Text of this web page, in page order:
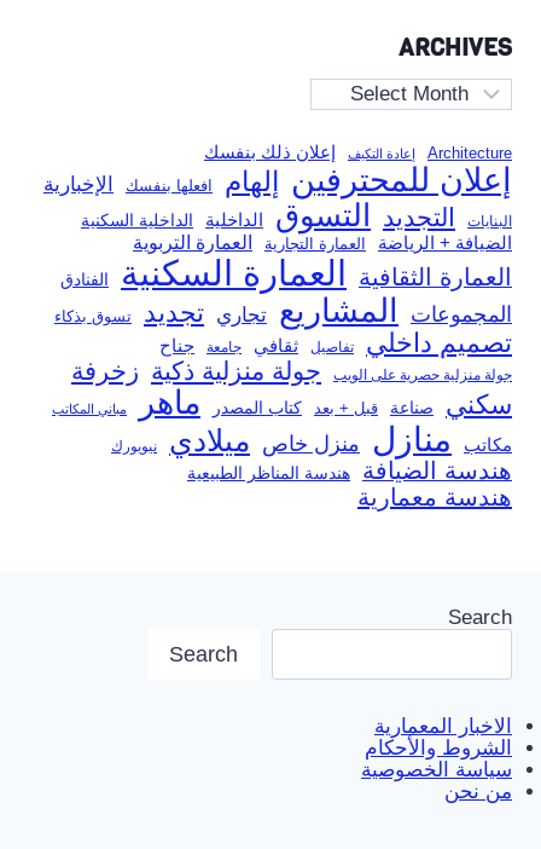
ARCHIVES
Archives
Architecture إعادة التكيف إعلان ذلك بنفسك
إعلان للمحترفين إلهام افعلها بنفسك الإخبارية
البنايات التجديد التسوق الداخلية الداخلية السكنية
الضيافة + الرياضة العمارة التجارية العمارة التربوية
العمارة الثقافية العمارة السكنية الفنادق
المجموعات المشاريع تجاري تجديد تسوق بذكاء
تصميم داخلي تفاصيل ثقافي جامعة جناح
جولة منزلية حصرية على الويب جولة منزلية ذكية زخرفة
سكني صناعة قبل + بعد كتاب المصدر ماهر مباني المكاتب
مكاتب منازل منزل خاص ميلادي نيويورك
هندسة الضيافة هندسة المناظر الطبيعية
هندسة معمارية
Search
Search
الاخبار المعمارية
الشروط والأحكام
سياسة الخصوصية
من نحن